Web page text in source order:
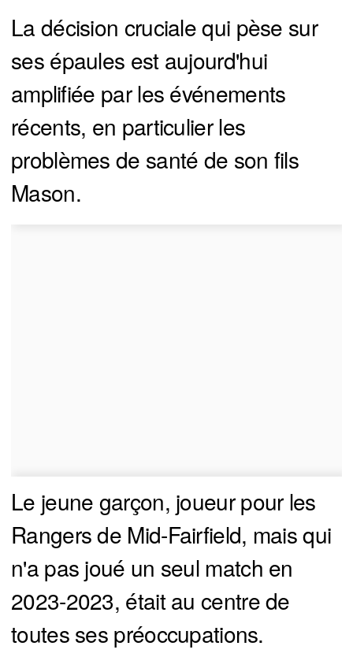
La décision cruciale qui pèse sur
ses épaules est aujourd'hui
amplifiée par les événements
récents, en particulier les
problèmes de santé de son fils
Mason.
Le jeune garçon, joueur pour les
Rangers de Mid-Fairfield, mais qui
n'a pas joué un seul match en
2023-2023, était au centre de
toutes ses préoccupations.